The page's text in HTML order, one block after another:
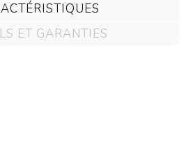
ET GARANTIES